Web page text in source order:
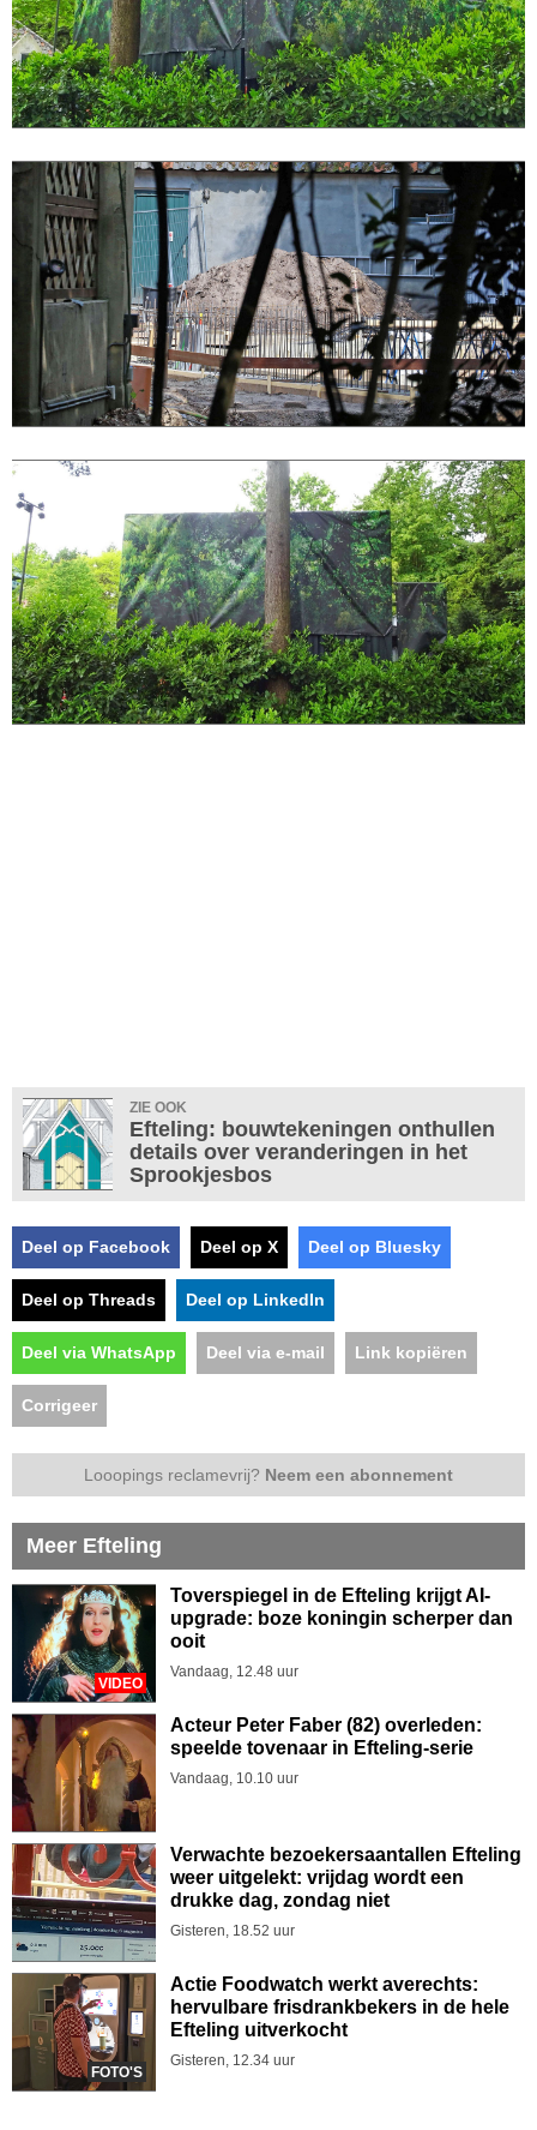
ZIE OOK
Efteling: bouwtekeningen onthullen
details over veranderingen in het
Sprookjesbos
Deel op Facebook Deel op X Deel op Bluesky
Deel op Threads Deel op LinkedIn
Deel via WhatsApp Deel via e-mail Link kopiëren
Corrigeer
Looopings reclamevrij? Neem een abonnement
Meer Efteling
VIDEO
Toverspiegel in de Efteling krijgt AI-
upgrade: boze koningin scherper dan
ooit
Vandaag, 12.48 uur
Acteur Peter Faber (82) overleden:
speelde tovenaar in Efteling-serie
Vandaag, 10.10 uur
Verwachte bezoekersaantallen Efteling
weer uitgelekt: vrijdag wordt een
drukke dag, zondag niet
Gisteren, 18.52 uur
FOTO'S
Actie Foodwatch werkt averechts:
hervulbare frisdrankbekers in de hele
Efteling uitverkocht
Gisteren, 12.34 uur